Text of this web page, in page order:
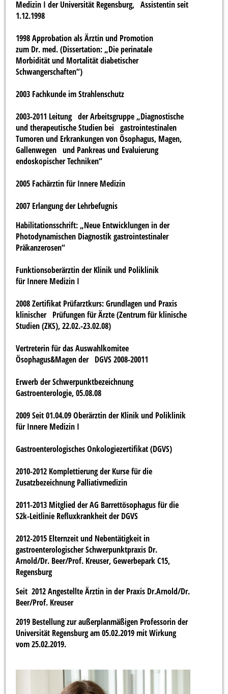
Medizin I der Universität Regensburg, Assistentin seit
1.12.1998
1998 Approbation als Ärztin und Promotion
zum Dr. med. (Dissertation: „Die perinatale
Morbidität und Mortalität diabetischer
Schwangerschaften“)
2003 Fachkunde im Strahlenschutz
2003-2011 Leitung der Arbeitsgruppe „Diagnostische
und therapeutische Studien bei gastrointestinalen
Tumoren und Erkrankungen von Ösophagus, Magen,
Gallenwegen und Pankreas und Evaluierung
endoskopischer Techniken“
2005 Fachärztin für Innere Medizin
2007 Erlangung der Lehrbefugnis
Habilitationsschrift: „Neue Entwicklungen in der
Photodynamischen Diagnostik gastrointestinaler
Präkanzerosen“
Funktionsoberärztin der Klinik und Poliklinik
für Innere Medizin I
2008 Zertifikat Prüfarztkurs: Grundlagen und Praxis
klinischer Prüfungen für Ärzte (Zentrum für klinische
Studien (ZKS), 22.02.-23.02.08)
Vertreterin für das Auswahlkomitee
Ösophagus&Magen der DGVS 2008-20011
Erwerb der Schwerpunktbezeichnung
Gastroenterologie, 05.08.08
2009 Seit 01.04.09 Oberärztin der Klinik und Poliklinik
für Innere Medizin I
Gastroenterologisches Onkologiezertifikat (DGVS)
2010-2012 Komplettierung der Kurse für die
Zusatzbezeichnung Palliativmedizin
2011-2013 Mitglied der AG Barrettösophagus für die
S2k-Leitlinie Refluxkrankheit der DGVS
2012-2015 Elternzeit und Nebentätigkeit in
gastroenterologischer Schwerpunktpraxis Dr.
Arnold/Dr. Beer/Prof. Kreuser, Gewerbepark C15,
Regensburg
Seit 2012 Angestellte Ärztin in der Praxis Dr.Arnold/Dr.
Beer/Prof. Kreuser
2019 Bestellung zur außerplanmäßigen Professorin der
Universität Regensburg am 05.02.2019 mit Wirkung
vom 25.02.2019.